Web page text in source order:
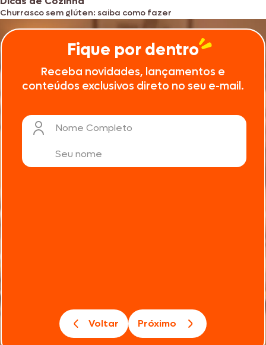
Churrasco sem glúten: saiba como fazer
Fique por dentro
Receba novidades, lançamentos e
conteúdos exclusivos direto no seu e-mail.
Nome Completo
Voltar Próximo